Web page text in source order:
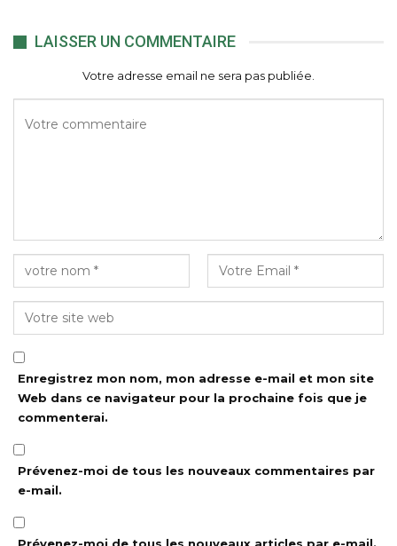
LAISSER UN COMMENTAIRE
Votre adresse email ne sera pas publiée.
Enregistrez mon nom, mon adresse e-mail et mon site
Web dans ce navigateur pour la prochaine fois que je
commenterai.
Prévenez-moi de tous les nouveaux commentaires par
e-mail.